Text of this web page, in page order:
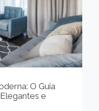
O Guia
e